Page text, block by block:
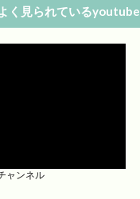
く見られているyoutube
ャンネル